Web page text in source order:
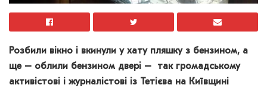
Розбили вікно і вкинули у хату пляшку з бензином, а
ще – облили бензином двері – так громадському
активістові і журналістові із Тетієва на Київщині